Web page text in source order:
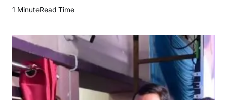
धा
मी
त
1 MinuteRead Time